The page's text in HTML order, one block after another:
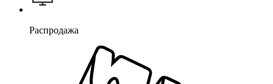
Распродажа